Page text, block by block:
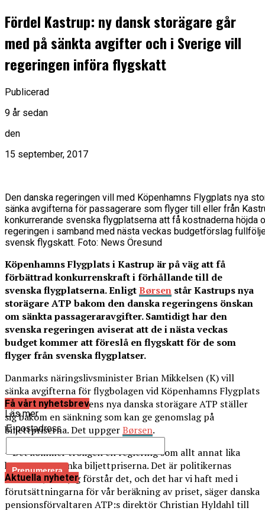
Fördel Kastrup: ny dansk storägare går
med på sänkta avgifter och i Sverige vill
regeringen införa flygskatt
Publicerad
9 år sedan
den
15 september, 2017
Den danska regeringen vill med Köpenhamns Flygplats nya
sänka avgifterna för passagerare som flyger till eller från
konkurrerande svenska flygplatserna att få kostnaderna höjda
regeringen i samband med nästa veckas budgetförslag
svensk flygskatt. Foto: News Öresund
Köpenhamns Flygplats i Kastrup är på väg att få
förbättrad konkurrenskraft i förhållande till de
svenska flygplatserna. EnligtBørsen står Kastrups nya
storägare ATP bakom den danska regeringens önskan
om sänkta passageraravgifter. Samtidigt har den
svenska regeringen aviserat att de i nästa veckas
budget kommer att föreslå en flygskatt för de som
flyger från svenska flygplatser.
Danmarks näringslivsminister Brian Mikkelsen (K) vill
sänka avgifterna för flygbolagen vid Köpenhamns Flygplats
i Kastrup. Flygplatsens nya danska storägare ATP ställer
sig bakom en sänkning som kan ge genomslag på
biljettpriserna. Det uppgerBørsen.
– Det kommer troligen en reglering som allt annat lika
kommer att sänka biljettpriserna. Det är politikernas
ambition, som jag förstår det, och det har vi haft med i
förutsättningarna för vår beräkning av priset, säger danska
pensionsförvaltaren ATP:s direktör Christian Hyldahl till
Läs mer
Få vårt nyhetsbrev
E-postadress
Aktuella nyheter